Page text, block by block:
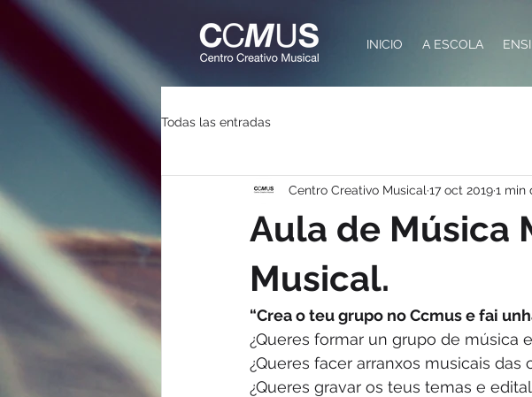
INICIO A ESCOLA
Todas las entradas
Aula de Música
Musical.
Centro Creativo Musical 17 oct 20191 min
“Crea o teu grupo no Ccmus e fai
¿Queres formar un grupo de música
¿Queres facer arranxos musicais
¿Queres gravar os teus temas e